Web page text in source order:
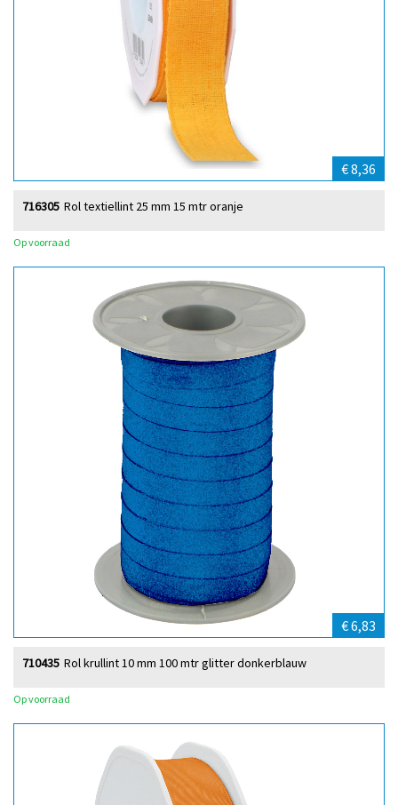
€ 8,36
Rol textiellint 25 mm 15 mtr oranje
716305
Op voorraad
€ 6,83
Rol krullint 10 mm 100 mtr glitter donkerblauw
710435
Op voorraad